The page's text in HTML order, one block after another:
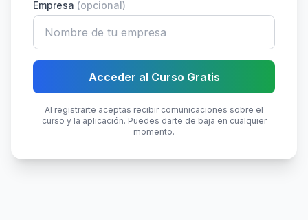
Empresa (opcional)
Acceder al Curso Gratis
Al registrarte aceptas recibir comunicaciones sobre el
curso y la aplicación. Puedes darte de baja en cualquier
momento.